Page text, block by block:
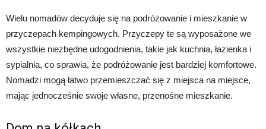
Wielu nomadów decyduje się na podróżowanie i mieszkanie w
przyczepach kempingowych. Przyczepy te są wyposażone we
wszystkie niezbędne udogodnienia, takie jak kuchnia, łazienka i
sypialnia, co sprawia, że podróżowanie jest bardziej komfortowe.
Nomadzi mogą łatwo przemieszczać się z miejsca na miejsce,
mając jednocześnie swoje własne, przenośne mieszkanie.